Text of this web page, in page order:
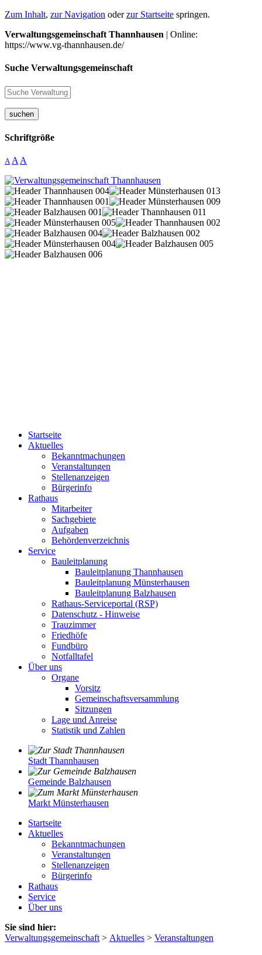
Zum Inhalt, zur Navigation oderzur Startseite springen.
Verwaltungsgemeinschaft Thannhausen | Online:
https://www.vg-thannhausen.de/
Suche Verwaltungsgemeinschaft
suchen
Schriftgröße
A A A
Startseite
Aktuelles
Bekanntmachungen
Veranstaltungen
Stellenanzeigen
Bürgerinfo
Rathaus
Mitarbeiter
Sachgebiete
Aufgaben
Behördenverzeichnis
Service
Bauleitplanung
Bauleitplanung Thannhausen
Bauleitplanung Münsterhausen
Bauleitplanung Balzhausen
Rathaus-Serviceportal (RSP)
Datenschutz - Hinweise
Trauzimmer
Friedhöfe
Fundbüro
Notfalltafel
Über uns
Organe
Vorsitz
Gemeinschaftsversammlung
Sitzungen
Lage und Anreise
Statistik und Zahlen
Stadt Thannhausen
Gemeinde Balzhausen
Markt Münsterhausen
Startseite
Aktuelles
Bekanntmachungen
Veranstaltungen
Stellenanzeigen
Bürgerinfo
Rathaus
Service
Über uns
Sie sind hier:
Verwaltungsgemeinschaft > Aktuelles > Veranstaltungen